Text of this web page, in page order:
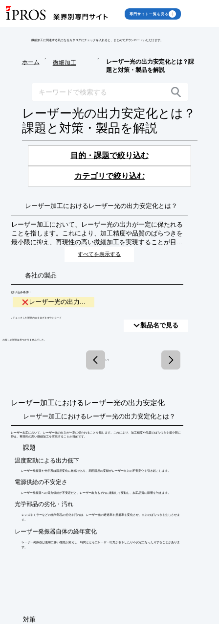
専門サイト一覧を見る
微細加工に関連する気になるカタログにチェックを入れると、まとめてダウンロードいただけます。
ホーム
>
微細加工
>
レーザー光の出力安定化とは？課
題と対策・製品を解説
レーザー光の出力安定化とは？
課題と対策・製品を解説
目的・課題で絞り込む
カテゴリで絞り込む
レーザー加工におけるレーザー光の出力安定化とは？
レーザー加工において、レーザー光の出力が一定に保たれる
ことを指します。これにより、加工精度や品質のばらつきを
最小限に抑え、再現性の高い微細加工を実現することが目的
すべてを表示する
各社の製品
絞り込み条件：
レーザー光の出力...
​▼チェックした製品のカタログをダウンロード
製品名で見る
​お探しの製品は見つかりませんでした。
1 / 1
レーザー加工におけるレーザー光の出力安定化
レーザー加工におけるレーザー光の出力安定化とは？
レーザー加工において、レーザー光の出力が一定に保たれることを指します。これにより、加工精度や品質のばらつきを最小限に
抑え、再現性の高い微細加工を実現することが目的です。
​課題
温度変動による出力低下
レーザー発振器や光学系は温度変化に敏感であり、周囲温度の変動がレーザー出力の不安定化を引き起こします。
電源供給の不安定さ
レーザー発振器への電力供給が不安定だと、レーザー出力もそれに連動して変動し、加工品質に影響を与えます。
光学部品の劣化・汚れ
レンズやミラーなどの光学部品の劣化や汚れは、レーザー光の透過率や反射率を変化させ、出力のばらつきを生じさせま
す。
レーザー発振器自体の経年変化
レーザー発振器は使用に伴い性能が変化し、時間とともにレーザー出力が低下したり不安定になったりすることがありま
す。
​対策